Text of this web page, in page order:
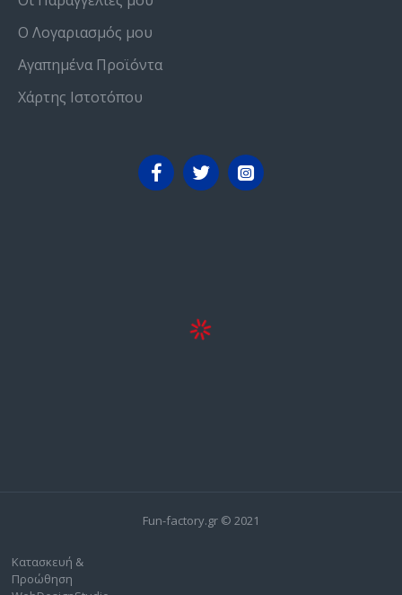
Ο Λογαριασμός μου
Αγαπημένα Προϊόντα
Χάρτης Ιστοτόπου
Fun-factory.gr © 2021
Κατασκευή &
Προώθηση